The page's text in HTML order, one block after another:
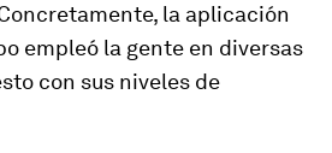
la aplicación
empleó la gente en diversas
con sus niveles de